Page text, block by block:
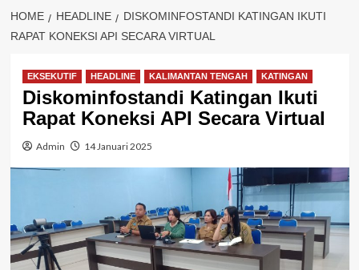
HOME HEADLINE
DISKOMINFOSTANDI KATINGAN IKUTI
RAPAT KONEKSI API SECARA VIRTUAL
EKSEKUTIF HEADLINE KALIMANTAN TENGAH KATINGAN
Diskominfostandi Katingan Ikuti
Rapat Koneksi API Secara Virtual
Admin 14 Januari 2025